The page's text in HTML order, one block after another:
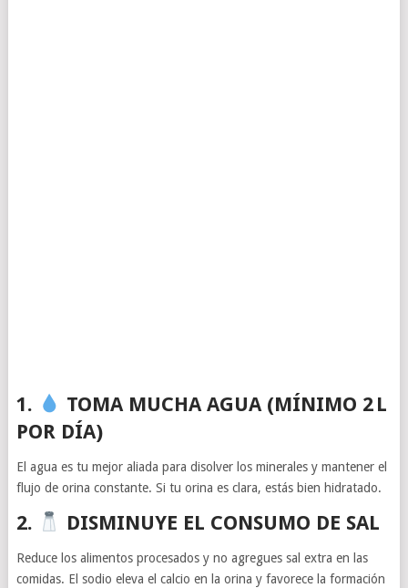
1.
TOMA MUCHA AGUA (MÍNIMO 2 L
POR DÍA)
El agua es tu mejor aliada para disolver los minerales y mantener el
flujo de orina constante. Si tu orina es clara, estás bien hidratado.
2. DISMINUYE EL CONSUMO DE SAL
Reduce los alimentos procesados y no agregues sal extra en las
comidas. El sodio eleva el calcio en la orina y favorece la formación